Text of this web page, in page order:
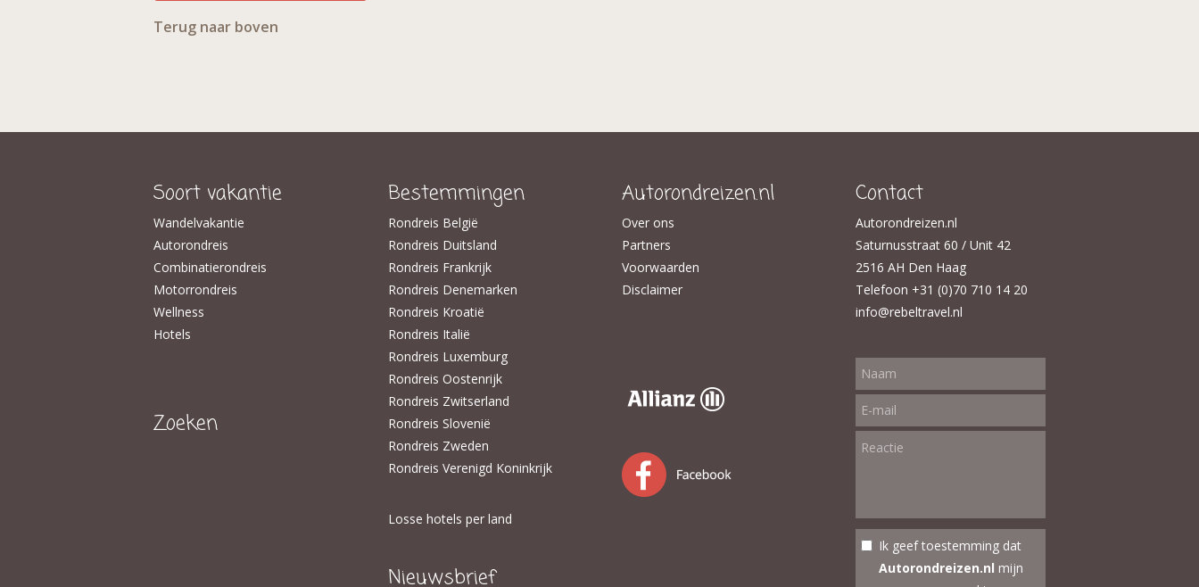
Terug naar boven
Soort vakantie
Wandelvakantie
Autorondreis
Combinatierondreis
Motorrondreis
Wellness
Hotels
Zoeken
Bestemmingen
Rondreis België
​Rondreis Duitsland
Rondreis Frankrijk
Rondreis Denemarken
Rondreis Kroatië
Rondreis Italië
Rondreis Luxemburg
Rondreis Oostenrijk
Rondreis Zwitserland
Rondreis Slovenië
Rondreis Zweden
Rondreis Verenigd Koninkrijk
Losse hotels per land
Nieuwsbrief
Autorondreizen.nl
Over ons
Partners
Voorwaarden
Disclaimer
Contact
Autorondreizen.nl
Saturnusstraat 60 / Unit 42
2516 AH Den Haag
Telefoon +31 (0)70 710 14 20
info@rebeltravel.nl
Ik geef toestemming dat
Autorondreizen.nl mijn